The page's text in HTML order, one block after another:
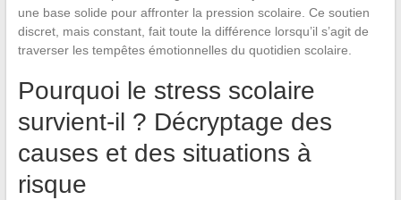
une base solide pour affronter la pression scolaire. Ce soutien
discret, mais constant, fait toute la différence lorsqu’il s’agit de
traverser les tempêtes émotionnelles du quotidien scolaire.
Pourquoi le stress scolaire
survient-il ? Décryptage des
causes et des situations à
risque